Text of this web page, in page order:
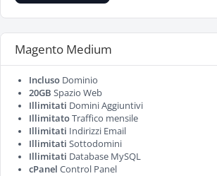
Magento Medium
Incluso Dominio
20GB Spazio Web
Illimitati Domini Aggiuntivi
IllimitatoTraffico mensile
Illimitati Indirizzi Email
Illimitati Sottodomini
Illimitati Database MySQL
cPanel Control Panel